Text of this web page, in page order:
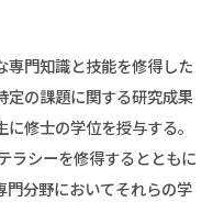
専門知識と技能を修得した
定の課題に関する研究成果
修士の学位を授与する。
ラシーを修得するとともに
門分野においてそれらの学